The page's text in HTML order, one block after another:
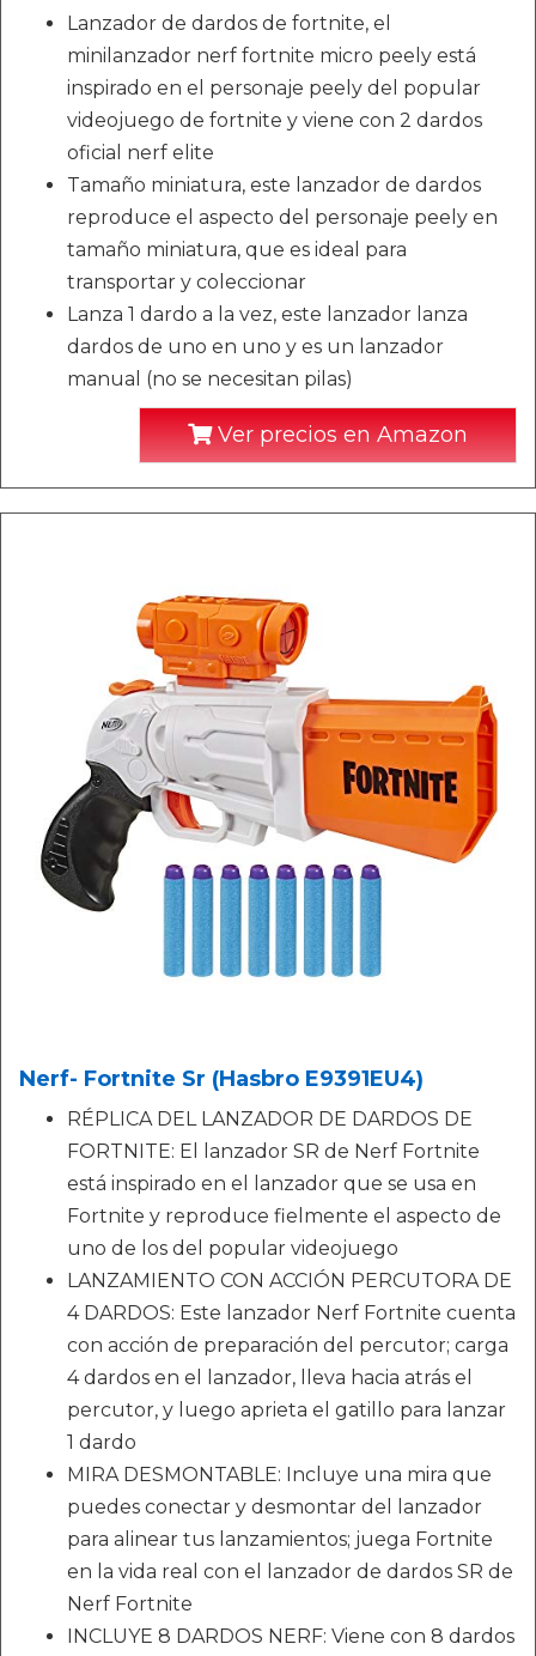
Lanzador de dardos de fortnite, el
minilanzador nerf fortnite micro peely está
inspirado en el personaje peely del popular
videojuego de fortnite y viene con 2 dardos
oficial nerf elite
Tamaño miniatura, este lanzador de dardos
reproduce el aspecto del personaje peely en
tamaño miniatura, que es ideal para
transportar y coleccionar
Lanza 1 dardo a la vez, este lanzador lanza
dardos de uno en uno y es un lanzador
manual (no se necesitan pilas)
Ver precios en Amazon
Nerf- Fortnite Sr (Hasbro E9391EU4)
RÉPLICA DEL LANZADOR DE DARDOS DE
FORTNITE: El lanzador SR de Nerf Fortnite
está inspirado en el lanzador que se usa en
Fortnite y reproduce fielmente el aspecto de
uno de los del popular videojuego
LANZAMIENTO CON ACCIÓN PERCUTORA DE
4 DARDOS: Este lanzador Nerf Fortnite cuenta
con acción de preparación del percutor; carga
4 dardos en el lanzador, lleva hacia atrás el
percutor, y luego aprieta el gatillo para lanzar
1 dardo
MIRA DESMONTABLE: Incluye una mira que
puedes conectar y desmontar del lanzador
para alinear tus lanzamientos; juega Fortnite
en la vida real con el lanzador de dardos SR de
Nerf Fortnite
INCLUYE 8 DARDOS NERF: Viene con 8 dardos